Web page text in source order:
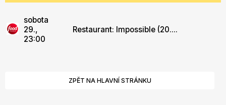
sobota
29.,
23:00
Restaurant: Impossible (20....
ZPĚT NA HLAVNÍ STRÁNKU